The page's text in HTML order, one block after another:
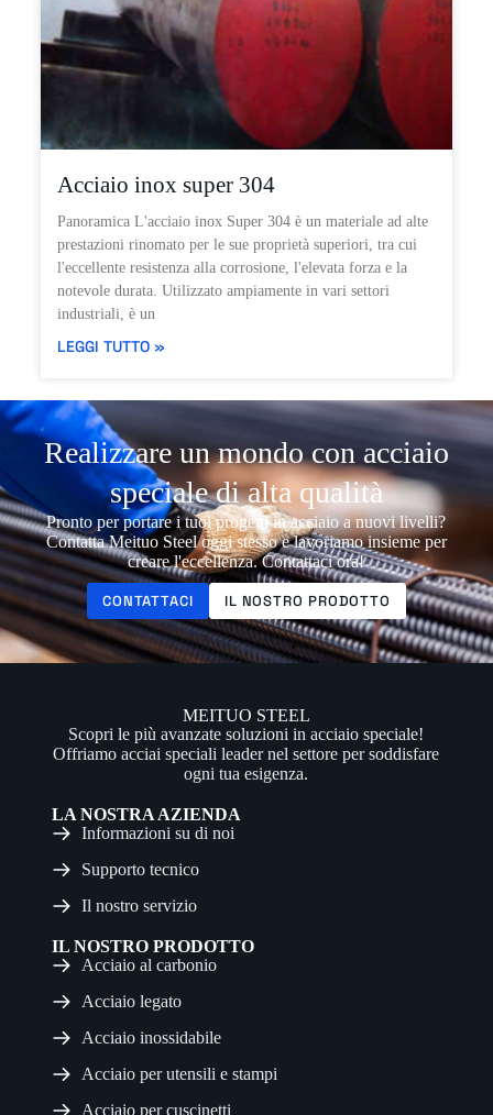
Acciaio inox super 304
Panoramica L'acciaio inox Super 304 è un materiale ad alte
prestazioni rinomato per le sue proprietà superiori, tra cui
l'eccellente resistenza alla corrosione, l'elevata forza e la
notevole durata. Utilizzato ampiamente in vari settori
industriali, è un
LEGGI TUTTO »
Realizzare un mondo con acciaio
speciale di alta qualità
Pronto per portare i tuoi progetti in acciaio a nuovi livelli?
Contatta Meituo Steel oggi stesso e lavoriamo insieme per
creare l'eccellenza. Contattaci ora!
CONTATTACI IL NOSTRO PRODOTTO
MEITUO STEEL
Scopri le più avanzate soluzioni in acciaio speciale!
Offriamo acciai speciali leader nel settore per soddisfare
ogni tua esigenza.
LA NOSTRA AZIENDA
Informazioni su di noi
Supporto tecnico
Il nostro servizio
IL NOSTRO PRODOTTO
Acciaio al carbonio
Acciaio legato
Acciaio inossidabile
Acciaio per utensili e stampi
Acciaio per cuscinetti